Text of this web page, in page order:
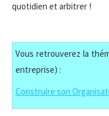
quotidien et arbitrer !
Vous retrouverez la
entreprise) :
Construire son